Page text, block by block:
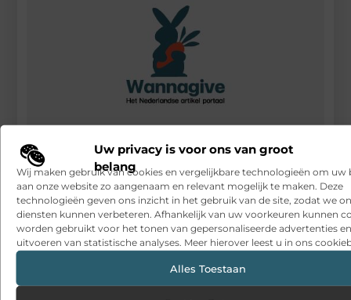
Uw privacy is voor ons van groot
belang
Wij maken gebruik van cookies en vergelijkbare technologieën om uw
aan onze website zo aangenaam en relevant mogelijk te maken. Deze
technologieën geven ons inzicht in het gebruik van de site, zodat we
diensten kunnen verbeteren. Afhankelijk van uw voorkeuren kunnen
worden gebruikt voor het tonen van gepersonaliseerde advertenties
uitvoeren van statistische analyses. Meer hierover leest u in ons
Alles Toestaan
Incassobureau
RECENTE BERICHTEN
Snelle sfeerverbetering met accessoires die altijd passen
Een deur die open blijft zonder gedoe
detectietechnologie